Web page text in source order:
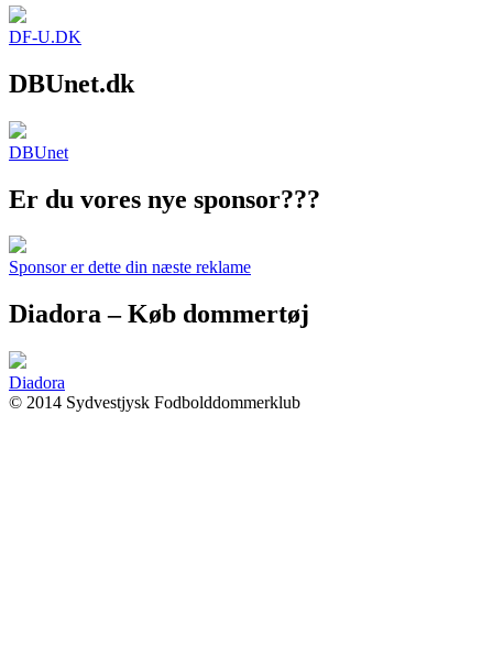
DF-U.DK
DBUnet.dk
DBUnet
Er du vores nye sponsor???
Sponsor er dette din næste reklame
Diadora – Køb dommertøj
Diadora
© 2014 Sydvestjysk Fodbolddommerklub